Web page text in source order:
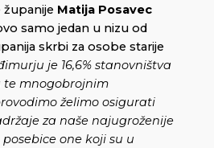
Matija Posavec
samo jedan u nizu od
skrbi za osobe starije
je 16,6% stanovništva
te mnogobrojnim
želimo osigurati
za naše najugroženije
one koji su u